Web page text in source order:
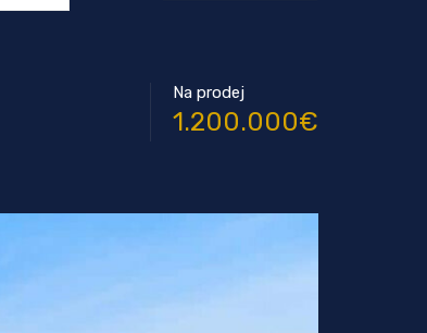
Na prodej
1.200.000€